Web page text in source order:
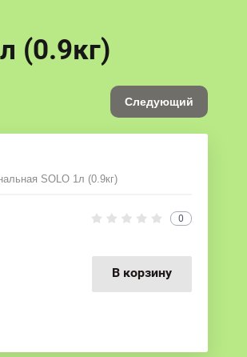
(0.9кг)
Следующий
SOLO 1л (0.9кг)
0
В корзину